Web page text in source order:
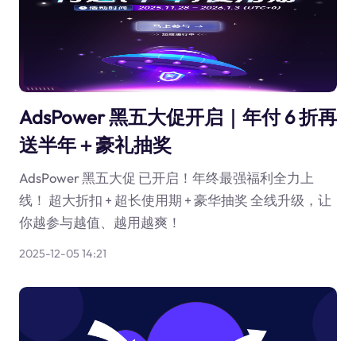
AdsPower 黑五大促开启｜年付 6 折再
送半年＋豪礼抽奖
AdsPower 黑五大促 已开启！年终最强福利全力上
线！ 超大折扣 + 超长使用期 + 豪华抽奖 全线升级，让
你越参与越值、越用越爽！
2025-12-05 14:21